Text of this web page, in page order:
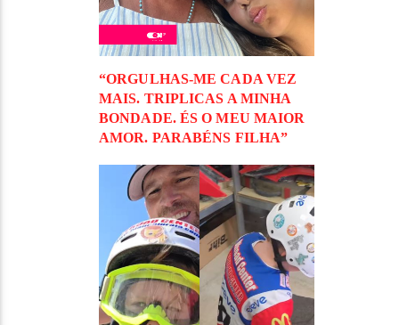
“ORGULHAS-ME CADA VEZ
MAIS. TRIPLICAS A MINHA
BONDADE. ÉS O MEU MAIOR
AMOR. PARABÉNS FILHA”